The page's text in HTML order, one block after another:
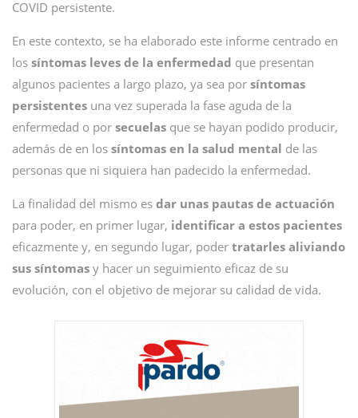
COVID persistente.
En este contexto, se ha elaborado este informe centrado en
los síntomas leves de la enfermedad que presentan
algunos pacientes a largo plazo, ya sea por síntomas
persistentes una vez superada la fase aguda de la
enfermedad o por secuelas que se hayan podido producir,
además de en los síntomas en la salud mental de las
personas que ni siquiera han padecido la enfermedad.
La finalidad del mismo es dar unas pautas de actuación
para poder, en primer lugar, identificar a estos pacientes
eficazmente y, en segundo lugar, poder tratarles aliviando
sus síntomas y hacer un seguimiento eficaz de su
evolución, con el objetivo de mejorar su calidad de vida.